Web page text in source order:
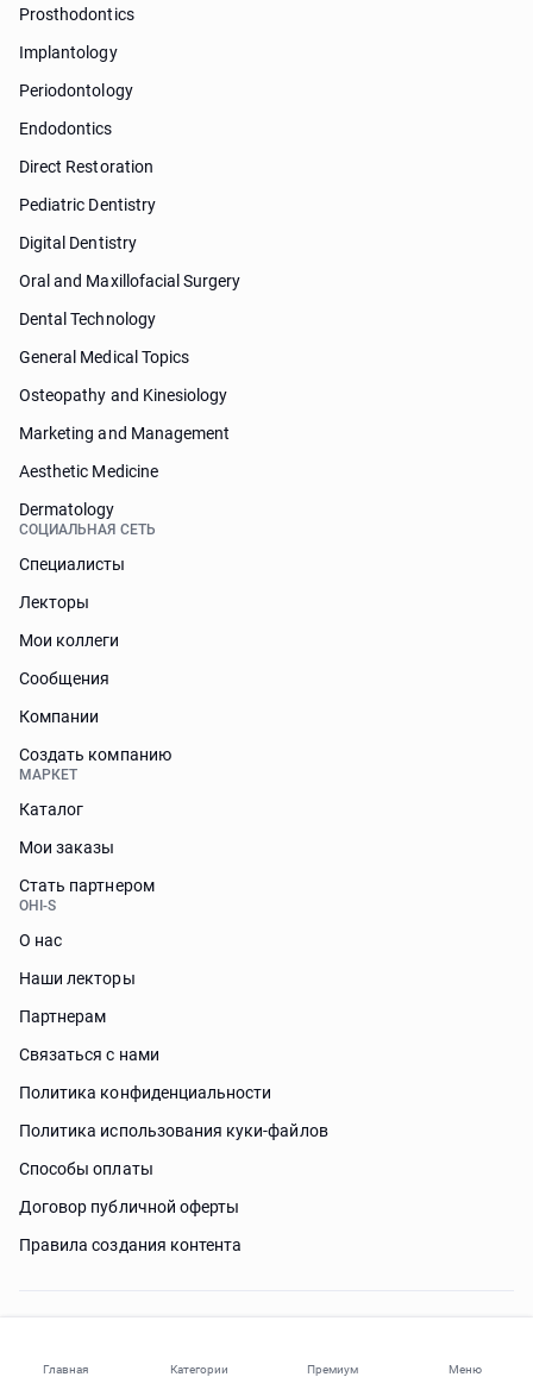
Главная Категории Премиум Меню
Prosthodontics
Implantology
Periodontology
Endodontics
Direct Restoration
Pediatric Dentistry
Digital Dentistry
Oral and Maxillofacial Surgery
Dental Technology
General Medical Topics
Osteopathy and Kinesiology
Marketing and Management
Aesthetic Medicine
Dermatology
СОЦИАЛЬНАЯ СЕТЬ
Специалисты
Лекторы
Мои коллеги
Сообщения
Компании
Создать компанию
МАРКЕТ
Каталог
Мои заказы
Стать партнером
OHI-S
О нас
Наши лекторы
Партнерам
Связаться с нами
Политика конфиденциальности
Политика использования куки-файлов
Способы оплаты
Договор публичной оферты
Правила создания контента
Нужна помощь?